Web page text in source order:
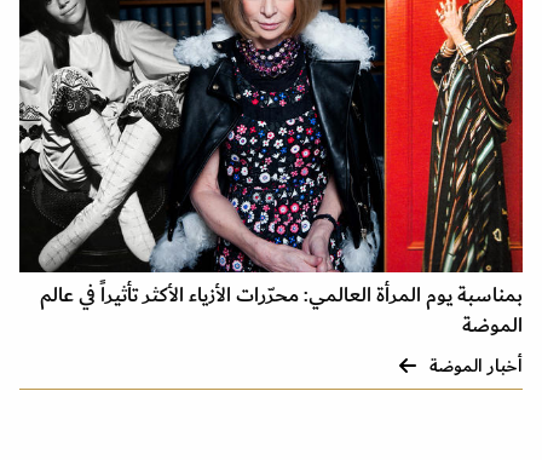
بمناسبة يوم المرأة العالمي: محرّرات الأزياء الأكثر تأثيراً في عالم
الموضة
أخبار الموضة